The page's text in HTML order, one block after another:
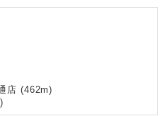
店 (462m)